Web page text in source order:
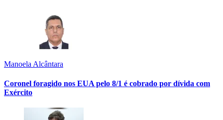
Manoela Alcântara
Coronel foragido nos EUA pelo 8/1 é cobrado por dívida com
Exército